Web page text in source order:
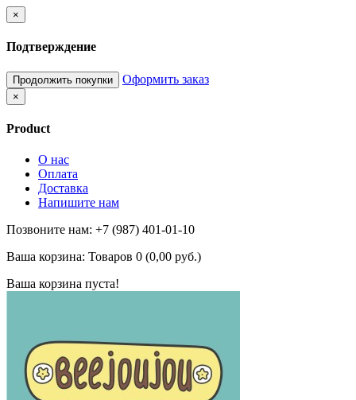
×
Подтверждение
Продолжить покупки Оформить заказ
×
Product
О нас
Оплата
Доставка
Напишите нам
Позвоните нам: +7 (987) 401-01-10
Ваша корзина: Товаров 0 (0,00 руб.)
Ваша корзина пуста!